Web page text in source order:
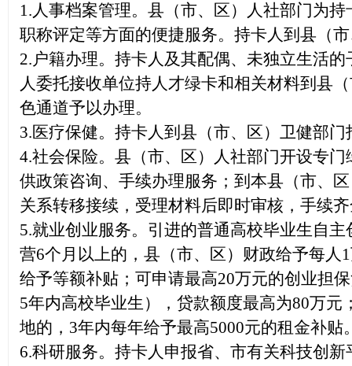
1.人事档案管理。县（市、区）人社部门为
职称评定等方面的便捷服务。持卡人到县（
2.户籍办理。持卡人及其配偶、未独立生活
人委托接收单位持人才绿卡和相关材料到县
色通道予以办理。
3.医疗保健。持卡人到县（市、区）卫健部
4.社会保险。 县（市、区）人社部门开设专
供政策咨询、手续办理服务；到本县（市、
关系转移接续，受理材料后即时审核，手续
5.就业创业服务。引进的普通高校毕业生自
营6个月以上的，县（市、区）财政给予每
给予等额补贴；可申请最高20万元的创业担
5年内高校毕业生），贷款额度最高为80万
地的，3年内每年给予最高5000元的租金补贴
6.科研服务。 持卡人申报省、市有关科技创